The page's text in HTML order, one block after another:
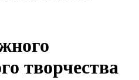
творчества